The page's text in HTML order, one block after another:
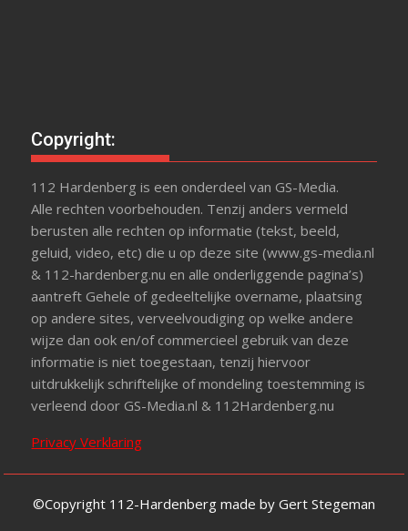
Copyright:
112 Hardenberg is een onderdeel van GS-Media.
Alle rechten voorbehouden. Tenzij anders vermeld
berusten alle rechten op informatie (tekst, beeld,
geluid, video, etc) die u op deze site (www.gs-media.nl
& 112-hardenberg.nu en alle onderliggende pagina’s)
aantreft Gehele of gedeeltelijke overname, plaatsing
op andere sites, verveelvoudiging op welke andere
wijze dan ook en/of commercieel gebruik van deze
informatie is niet toegestaan, tenzij hiervoor
uitdrukkelijk schriftelijke of mondeling toestemming is
verleend door GS-Media.nl & 112Hardenberg.nu
Privacy Verklaring
©Copyright 112-Hardenberg made by Gert Stegeman